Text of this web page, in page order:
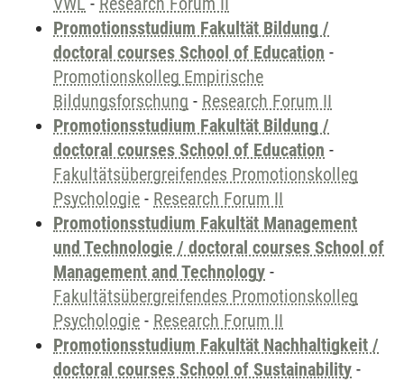
Promotionsstudium Fakultät Bildung /
doctoral courses School of Education -
Promotionskolleg Empirische
Bildungsforschung - Research Forum II
Promotionsstudium Fakultät Bildung /
doctoral courses School of Education -
Fakultätsübergreifendes Promotionskolleg
Psychologie - Research Forum II
Promotionsstudium Fakultät Management
und Technologie / doctoral courses School of
Management and Technology -
Fakultätsübergreifendes Promotionskolleg
Psychologie - Research Forum II
Promotionsstudium Fakultät Nachhaltigkeit /
doctoral courses School of Sustainability -